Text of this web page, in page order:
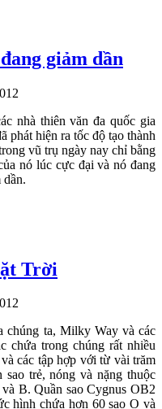
giảm dần
nhà thiên văn đa quốc gia
phát hiện ra tốc độ tạo thành
vũ trụ ngày nay chỉ bằng
nó lúc cực đại và nó đang
dần.
Trời
chúng ta, Milky Way và các
chứa trong chúng rất nhiều
các tập hợp với từ vài trăm
sao trẻ, nóng và nặng thuộc
B. Quần sao Cygnus OB2
hình chứa hơn 60 sao O và